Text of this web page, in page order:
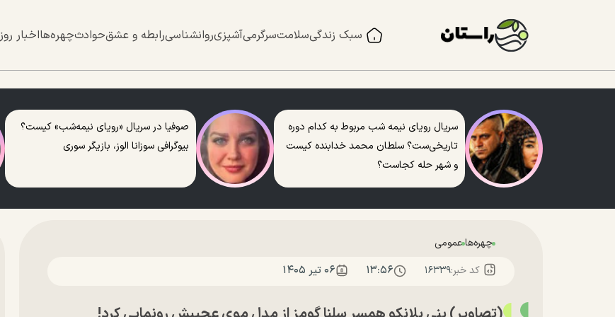
سبک زندگیسلامتسرگرمیآشپزیروانشناسیرابطه و عشقحوادثچهره‌هااخبار روز
سریال رویای نیمه شب مربوط به کدام دوره
تاریخی‌ست؟ سلطان محمد خدابنده کیست
و شهر حله کجاست؟
صوفیا در سریال «رویای نیمه‌شب» کیست؟
بیوگرافی سوزانا الوز، بازیگر سوری
چهره‌هاعمومی
کد خبر:۱۶۳۳۹ ۱۳:۵۶ ۰۶ تير ۱۴۰۵